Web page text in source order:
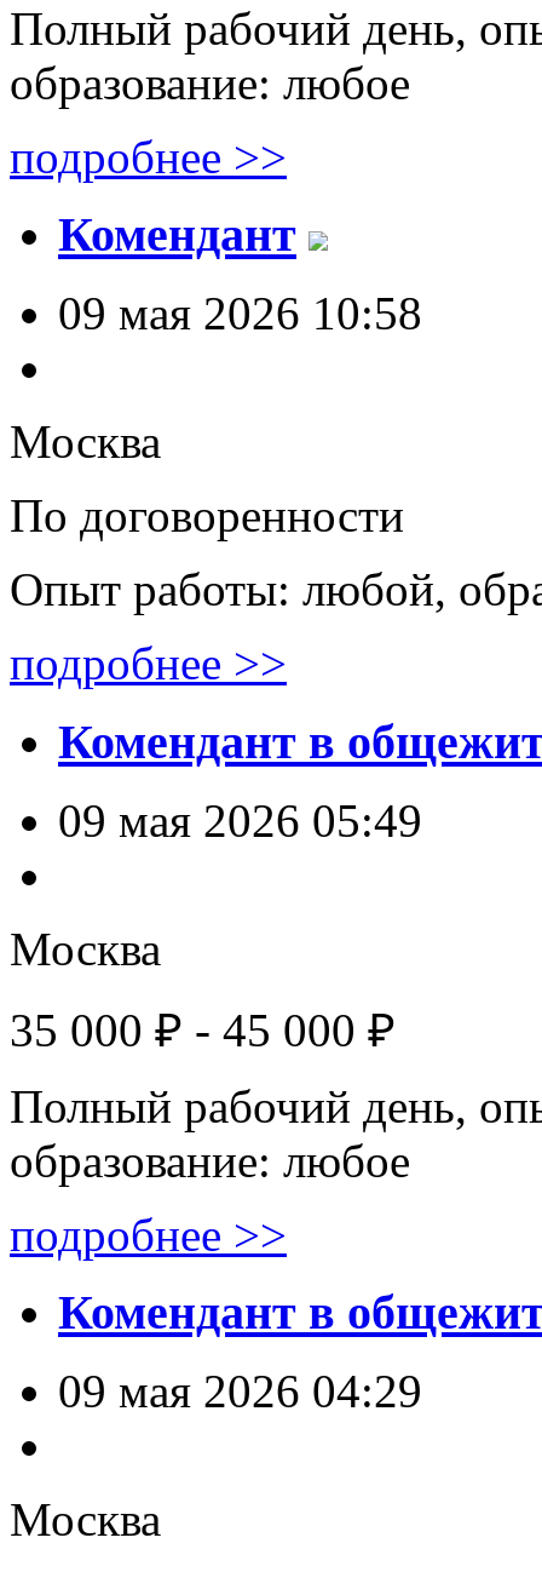
Полный рабочий день,
образование: любое
подробнее >>
Комендант
09 мая 2026 10:58
Москва
По договоренности
Опыт работы: любой,
подробнее >>
Комендант в
09 мая 2026 05:49
Москва
35 000 ₽ - 45 000 ₽
Полный рабочий день,
образование: любое
подробнее >>
Комендант в
09 мая 2026 04:29
Москва